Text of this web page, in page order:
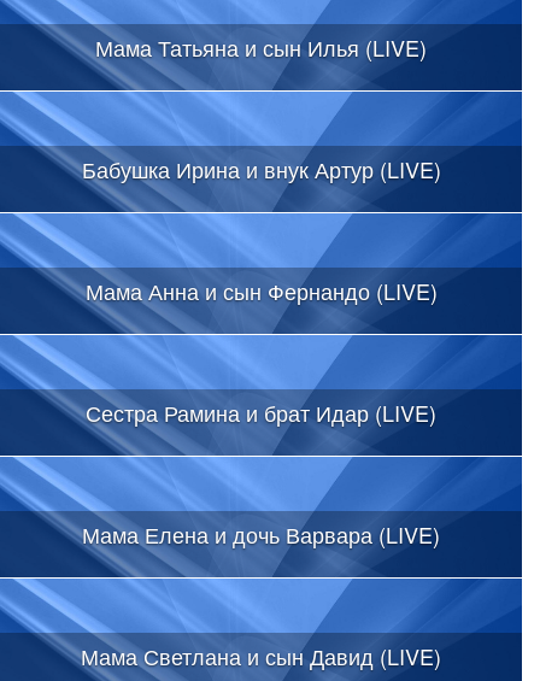
Мама Татьяна и сын Илья (LIVE)
Бабушка Ирина и внук Артур (LIVE)
Мама Анна и сын Фернандо (LIVE)
Сестра Рамина и брат Идар (LIVE)
Мама Елена и дочь Варвара (LIVE)
Мама Светлана и сын Давид (LIVE)